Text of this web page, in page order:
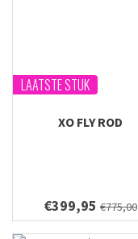
LAATSTE STUK
XO FLY ROD
€399,95 €775,00